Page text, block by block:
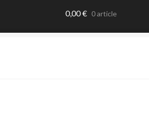
0,00€ 0 article